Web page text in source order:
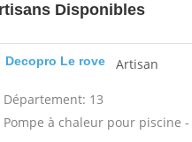
Disponibles
Decopro Le rove Artisan
Département: 13
Pompe à chaleur pour piscine -